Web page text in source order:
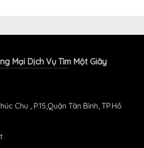
Mại Dịch Vụ Tìm Một Giây
Chu , P.15,Quận Tân Bình, TP.Hồ